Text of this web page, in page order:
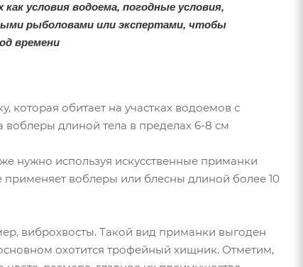
условия водоема, погодные условия,
рыболовами или экспертами, чтобы
времени
обитает на участках водоемов с
воблеры длиной тела в пределах 6-8 см
нужно используя искусственные приманки
воблеры или блесны длиной более 10
виброхвосты. Такой вид приманки выгоден
охотится трофейный хищник. Отметим,